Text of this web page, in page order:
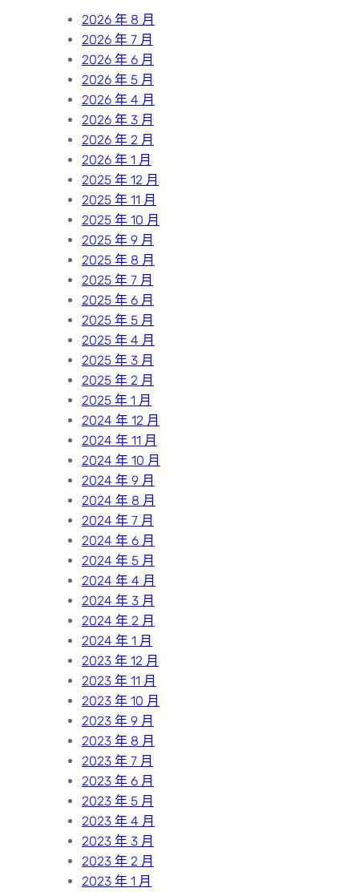
2026 年 8 月
2026 年 7 月
2026 年 6 月
2026 年 5 月
2026 年 4 月
2026 年 3 月
2026 年 2 月
2026 年 1 月
2025 年 12 月
2025 年 11 月
2025 年 10 月
2025 年 9 月
2025 年 8 月
2025 年 7 月
2025 年 6 月
2025 年 5 月
2025 年 4 月
2025 年 3 月
2025 年 2 月
2025 年 1 月
2024 年 12 月
2024 年 11 月
2024 年 10 月
2024 年 9 月
2024 年 8 月
2024 年 7 月
2024 年 6 月
2024 年 5 月
2024 年 4 月
2024 年 3 月
2024 年 2 月
2024 年 1 月
2023 年 12 月
2023 年 11 月
2023 年 10 月
2023 年 9 月
2023 年 8 月
2023 年 7 月
2023 年 6 月
2023 年 5 月
2023 年 4 月
2023 年 3 月
2023 年 2 月
2023 年 1 月